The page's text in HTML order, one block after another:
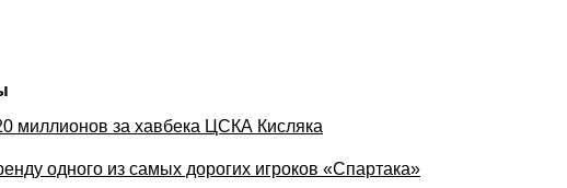
миллионов за хавбека ЦСКА Кисляка
одного из самых дорогих игроков «Спартака»